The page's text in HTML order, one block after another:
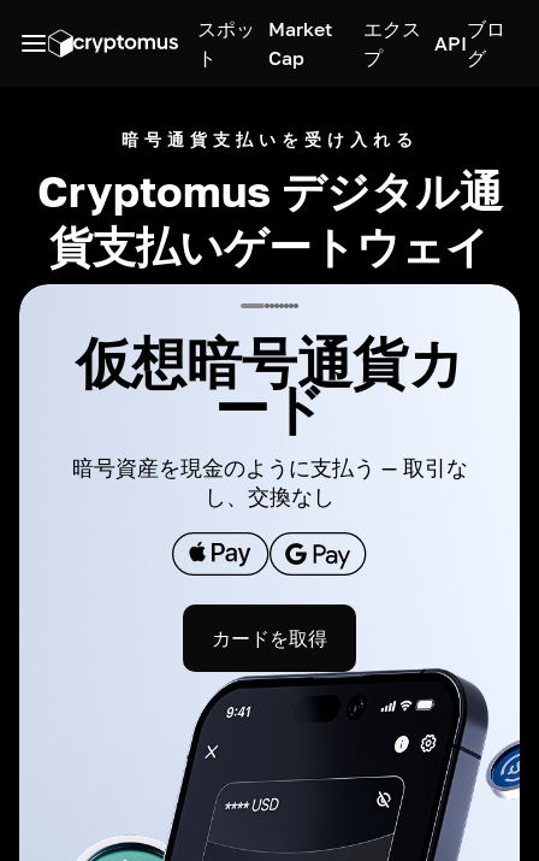
スポッ
ト
Market
Cap
エクス
プ
API
ブロ
グ
暗号通貨支払いを受け入れる
Cryptomus デジタル通
貨支払いゲートウェイ
仮想暗号通貨カ
ード
暗号資産を現金のように支払う — 取引な
し、交換なし
カードを取得